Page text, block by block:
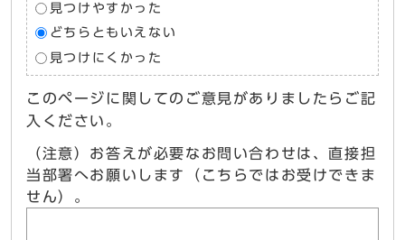
見つけやすかった
どちらともいえない
見つけにくかった
このページに関してのご意見がありましたらご記
入ください。
（注意）お答えが必要なお問い合わせは、直接担
当部署へお願いします（こちらではお受けできま
せん）。